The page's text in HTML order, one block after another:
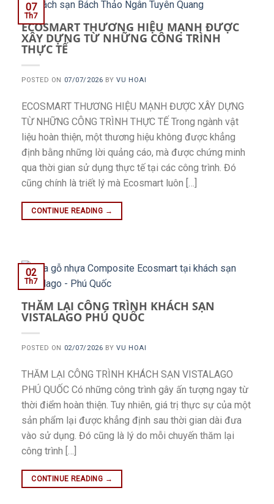
ECOSMART THƯƠNG HIỆU MẠNH ĐƯỢC
XÂY DỰNG TỪ NHỮNG CÔNG TRÌNH
THỰC TẾ
POSTED ON 07/07/2026 BYVU HOAI
07
Th7
ECOSMART THƯƠNG HIỆU MẠNH ĐƯỢC XÂY DỰNG
TỪ NHỮNG CÔNG TRÌNH THỰC TẾ Trong ngành vật
liệu hoàn thiện, một thương hiệu không được khẳng
định bằng những lời quảng cáo, mà được chứng minh
qua thời gian sử dụng thực tế tại các công trình. Đó
cũng chính là triết lý mà Ecosmart luôn […]
CONTINUE READING →
THĂM LẠI CÔNG TRÌNH KHÁCH SẠN
VISTALAGO PHÚ QUỐC
POSTED ON 02/07/2026 BYVU HOAI
02
Th7
THĂM LẠI CÔNG TRÌNH KHÁCH SẠN VISTALAGO
PHÚ QUỐC Có những công trình gây ấn tượng ngay từ
thời điểm hoàn thiện. Tuy nhiên, giá trị thực sự của một
sản phẩm lại được khẳng định sau thời gian dài đưa
vào sử dụng. Đó cũng là lý do mỗi chuyến thăm lại
công trình […]
CONTINUE READING →